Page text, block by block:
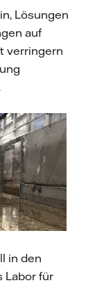
Lösungen
auf
verringern
in den
Labor für